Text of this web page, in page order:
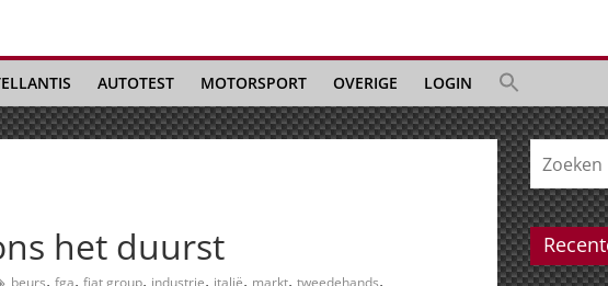
AUTOTEST MOTORSPORT OVERIGE LOGIN
het duurst
beurs, fga, fiat group, industrie, italië, markt, tweedehands,